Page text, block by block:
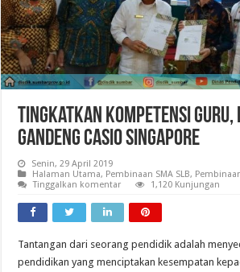
Tingkatkan Kompetensi Guru,
Gandeng Casio Singapore
Senin, 29 April 2019
Halaman Utama, Pembinaan SMA SLB,
Tinggalkan komentar
1,120 Kunjungan
Tantangan dari seorang pendidik adalah
pendidikan yang menciptakan kesempatan